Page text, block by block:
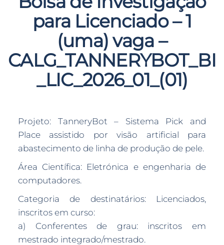
para Licenciado – 1
(uma) vaga –
CALG_TANNERYBOT_BI
_LIC_2026_01_(01)
Projeto: TanneryBot – Sistema Pick and
Place assistido por visão artificial para
abastecimento de linha de produção de pele.
Área Científica: Eletrónica e engenharia de
computadores.
Categoria de destinatários: Licenciados,
inscritos em curso:
a) Conferentes de grau: inscritos em
mestrado integrado/mestrado.